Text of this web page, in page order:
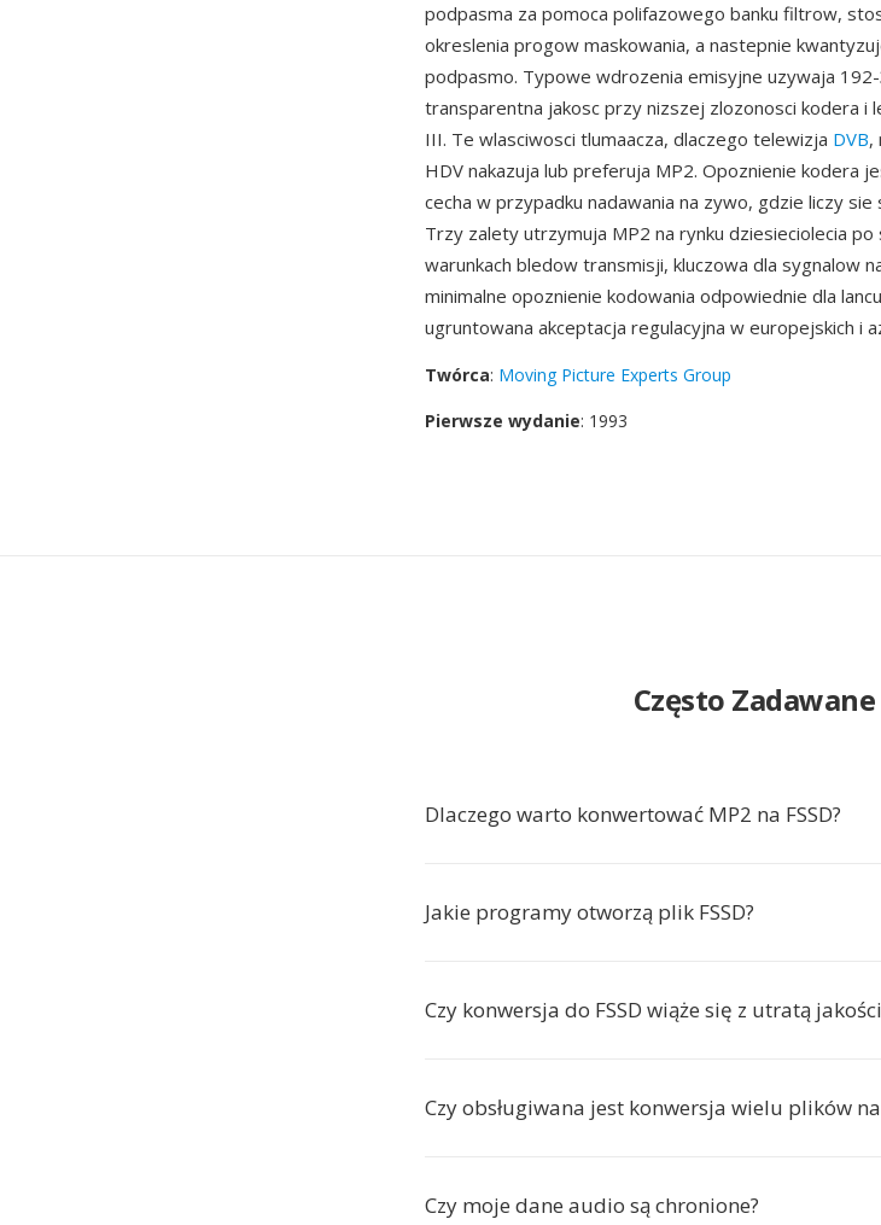
podpasma za pomoca polifazowego banku filtrow,
okreslenia progow maskowania, a nastepnie
podpasmo. Typowe wdrozenia emisyjne uzywaja
transparentna jakosc przy nizszej zlozonosci kodera i
III. Te wlasciwosci tlumaacza, dlaczego telewizja DVB,
HDV nakazuja lub preferuja MP2. Opoznienie kodera
cecha w przypadku nadawania na zywo, gdzie liczy
Trzy zalety utrzymuja MP2 na rynku dziesieciolecia
warunkach bledow transmisji, kluczowa dla sygnalow
minimalne opoznienie kodowania odpowiednie dla
ugruntowana akceptacja regulacyjna w europejskich i
Twórca: Moving Picture Experts Group
Pierwsze wydanie: 1993
Często
Dlaczego warto konwertować MP2 na FSSD?
Jakie programy otworzą plik FSSD?
Czy konwersja do FSSD wiąże się z utratą
Czy obsługiwana jest konwersja wielu plików
Czy moje dane audio są chronione?